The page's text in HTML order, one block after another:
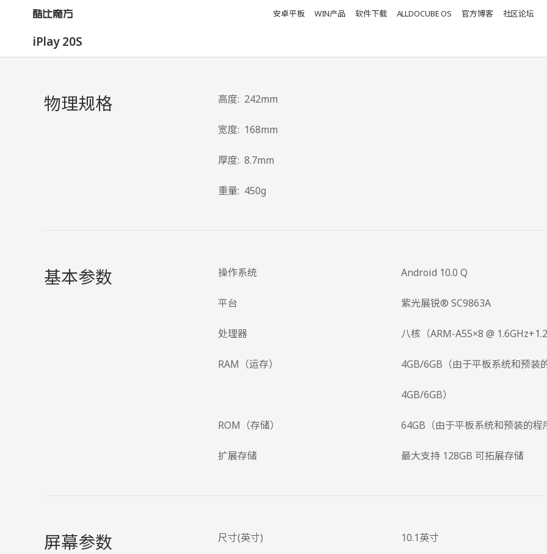
安卓平板 WIN产品 软件下载 ALLDOCUBE OS 官方博客 社区论坛
iPlay 20S
物理规格 高度: 242mm
宽度: 168mm
厚度: 8.7mm
重量: 450g
基本参数 操作系统
平台
处理器
RAM（运存）
ROM（存储）
扩展存储
Android 10.0 Q
紫光展锐® SC9863A
八核（ARM-A55×8 @
4GB/6GB（由于平板系统和预装
4GB/6GB）
64GB（由于平板系统和预装的
最大支持 128GB 可拓展存储
屏幕参数 尺寸(英寸) 10.1英寸